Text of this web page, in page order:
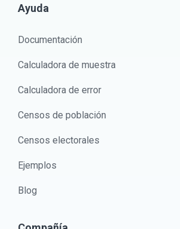
Ayuda
Documentación
Calculadora de muestra
Calculadora de error
Censos de población
Censos electorales
Ejemplos
Blog